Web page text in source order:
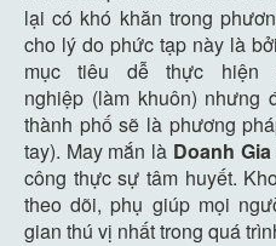
lại có khó khăn trong
cho lý do phức tạp này là bởi
mục tiêu dễ thực hiện
nghiệp (làm khuôn) nhưng
thành phố sẽ là phương
tay). May mắn là Doanh Gia
công thực sự tâm huyết.
theo dõi, phụ giúp mọi
gian thú vị nhất trong quá